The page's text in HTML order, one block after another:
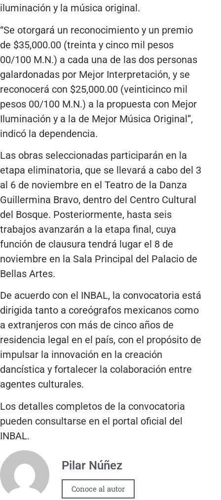
iluminación y la música original.
“Se otorgará un reconocimiento y un premio
de $35,000.00 (treinta y cinco mil pesos
00/100 M.N.) a cada una de las dos personas
galardonadas por Mejor Interpretación, y se
reconocerá con $25,000.00 (veinticinco mil
pesos 00/100 M.N.) a la propuesta con Mejor
Iluminación y a la de Mejor Música Original”,
indicó la dependencia.
Las obras seleccionadas participarán en la
etapa eliminatoria, que se llevará a cabo del 3
al 6 de noviembre en el Teatro de la Danza
Guillermina Bravo, dentro del Centro Cultural
del Bosque. Posteriormente, hasta seis
trabajos avanzarán a la etapa final, cuya
función de clausura tendrá lugar el 8 de
noviembre en la Sala Principal del Palacio de
Bellas Artes.
De acuerdo con el INBAL, la convocatoria está
dirigida tanto a coreógrafos mexicanos como
a extranjeros con más de cinco años de
residencia legal en el país, con el propósito de
impulsar la innovación en la creación
dancística y fortalecer la colaboración entre
agentes culturales.
Los detalles completos de la convocatoria
pueden consultarse en el portal oficial del
INBAL.
Pilar Núñez
Conoce al autor